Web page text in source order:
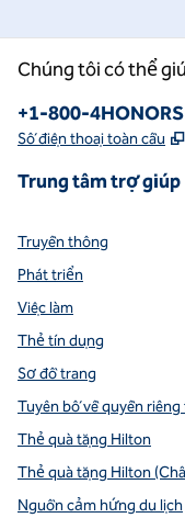
Chúng tôi có thể
Điện thoại:
+1-800-4HONORS
Số điện thoại toàn cầu ,
Trung tâm trợ giúp
Truyền thông
Phát triển
Việc làm
Thẻ tín dụng
Sơ đồ trang
Tuyên bố về quyền
Thẻ quà tặng Hilton
Thẻ quà tặng Hilton
Nguồn cảm hứng du lịch